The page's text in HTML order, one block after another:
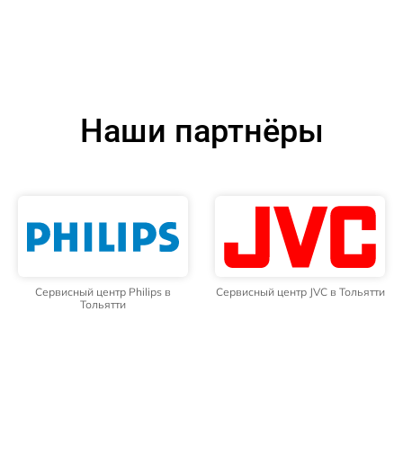
Наши партнёры
Сервисный центр Philips в
Тольятти
Сервисный центр JVC в Тольятти